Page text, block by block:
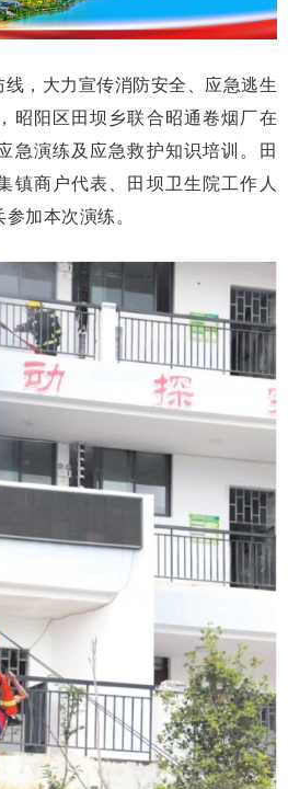
，大力宣传消防安全、应急逃生
昭阳区田坝乡联合昭通卷烟厂在
急演练及应急救护知识培训。田
镇商户代表、田坝卫生院工作人
加本次演练。